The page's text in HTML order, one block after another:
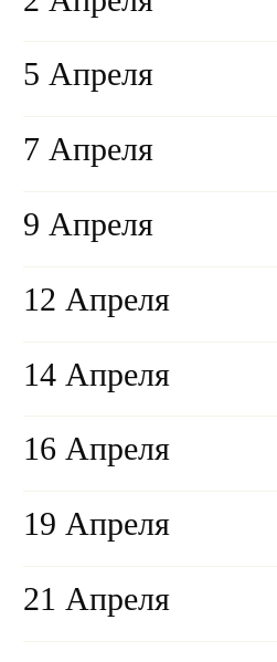
5 Апреля
7 Апреля
9 Апреля
12 Апреля
14 Апреля
16 Апреля
19 Апреля
21 Апреля